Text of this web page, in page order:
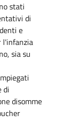
stati
di
e
sia su
di
disomme